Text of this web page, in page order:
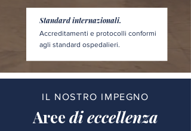
Standard internazionali.
Accreditamenti e protocolli conformi
agli standard ospedalieri.
IL NOSTRO IMPEGNO
Aree di eccellenza